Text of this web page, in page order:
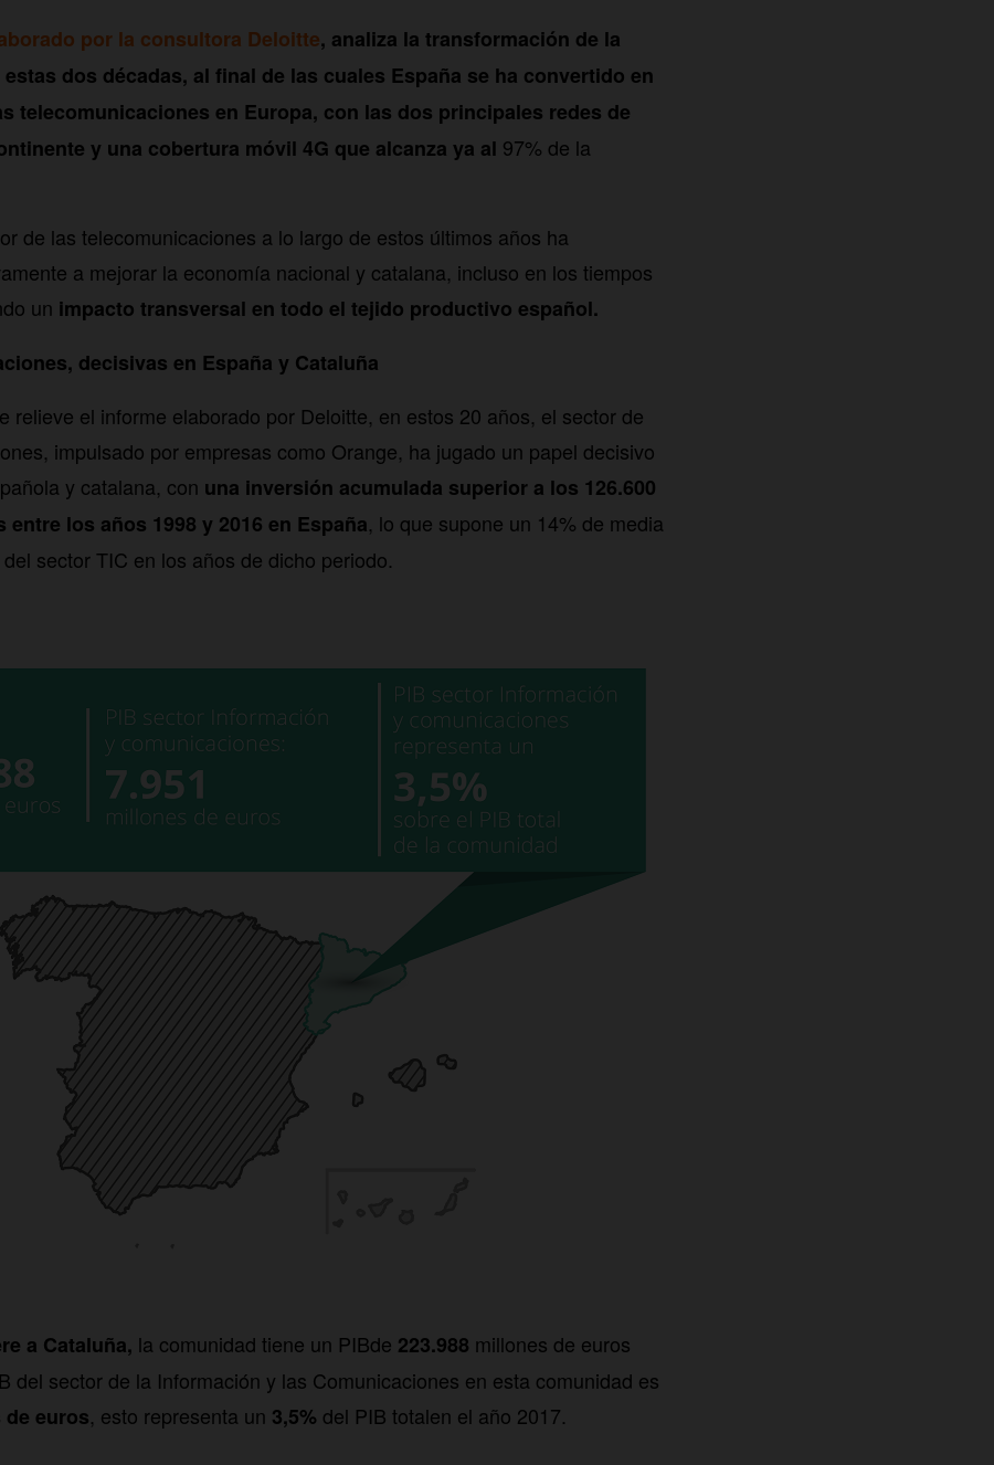
por la consultora Deloitte, analiza la transformación de la
dos décadas, al final de las cuales España se ha convertido en
telecomunicaciones en Europa, con las dos principales redes de
y una cobertura móvil 4G que alcanza ya al 97% de la
de las telecomunicaciones a lo largo de estos últimos años ha
a mejorar la economía nacional y catalana, incluso en los tiempos
un impacto transversal en todo el tejido productivo español.
decisivas en España y Cataluña
relieve el informe elaborado por Deloitte, en estos 20 años, el sector de
impulsado por empresas como Orange, ha jugado un papel decisivo
y catalana, con una inversión acumulada superior a los 126.600
los años 1998 y 2016 en España, lo que supone un 14% de media
sector TIC en los años de dicho periodo.
a Cataluña, la comunidad tiene un PIBde 223.988 millones de euros
del sector de la Información y las Comunicaciones en esta comunidad es
de euros, esto representa un 3,5% del PIB totalen el año 2017.